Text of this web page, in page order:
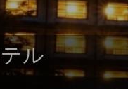
ル